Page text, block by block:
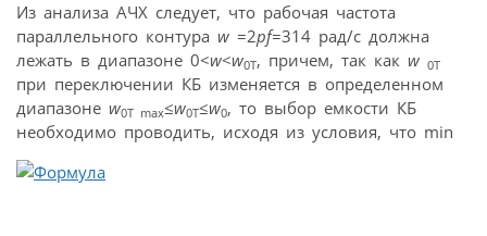
Из анализа АЧХ следует, что рабочая частота
параллельного контура w =2pf=314 рад/с должна
лежать в диапазоне 0<w<w0T, причем, так как w 0T
при переключении КБ изменяется в определенном
диапазоне w0T max≤w0T≤w0, то выбор емкости КБ
необходимо проводить, исходя из условия, что min